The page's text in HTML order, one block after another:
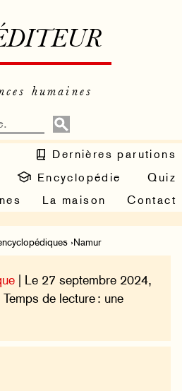
humaines
Dernières parutions
Encyclopédie
Quiz
La maison Contact
›Namur
| Le 27 septembre 2024,
de lecture : une